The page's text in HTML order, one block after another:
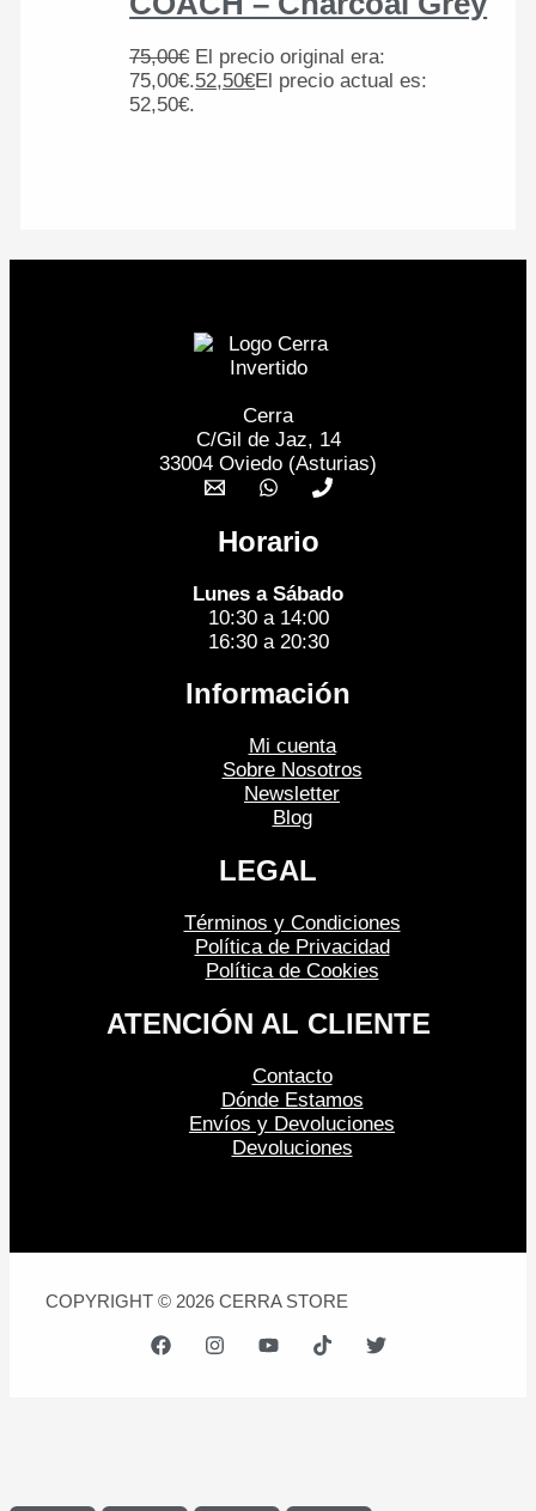
75,00€ El precio original era:
75,00€.52,50€El precio actual es:
52,50€.
Cerra
C/Gil de Jaz, 14
33004 Oviedo (Asturias)
Horario
Lunes a Sábado
10:30 a 14:00
16:30 a 20:30
Información
Mi cuenta
Sobre Nosotros
Newsletter
Blog
LEGAL
Términos y Condiciones
Política de Privacidad
Política de Cookies
ATENCIÓN AL CLIENTE
Contacto
Dónde Estamos
Envíos y Devoluciones
Devoluciones
COPYRIGHT © 2026 CERRA STORE